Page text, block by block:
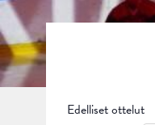
Edelliset ottelut